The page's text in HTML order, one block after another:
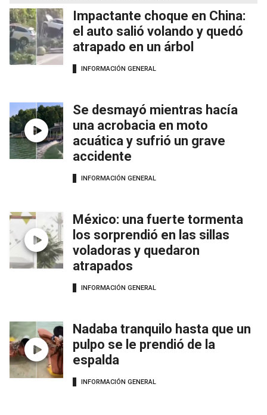
Impactante choque en China:
el auto salió volando y quedó
atrapado en un árbol
INFORMACIÓN GENERAL
Se desmayó mientras hacía
una acrobacia en moto
acuática y sufrió un grave
accidente
INFORMACIÓN GENERAL
México: una fuerte tormenta
los sorprendió en las sillas
voladoras y quedaron
atrapados
INFORMACIÓN GENERAL
Nadaba tranquilo hasta que un
pulpo se le prendió de la
espalda
INFORMACIÓN GENERAL